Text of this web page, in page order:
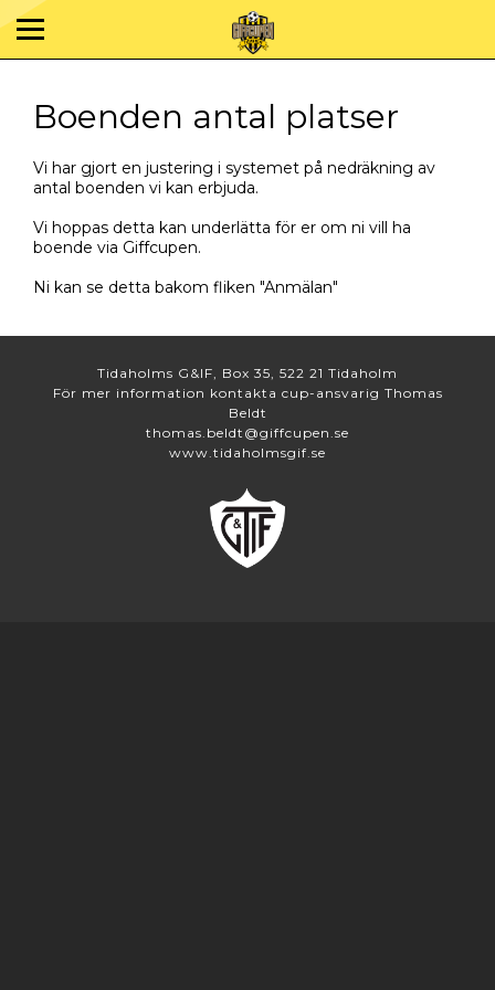
Boenden antal platser
Vi har gjort en justering i systemet på nedräkning av
antal boenden vi kan erbjuda.
Vi hoppas detta kan underlätta för er om ni vill ha
boende via Giffcupen.
Ni kan se detta bakom fliken "Anmälan"
Tidaholms G&IF, Box 35, 522 21 Tidaholm
För mer information kontakta cup-ansvarig Thomas
Beldt
thomas.beldt@giffcupen.se
www.tidaholmsgif.se